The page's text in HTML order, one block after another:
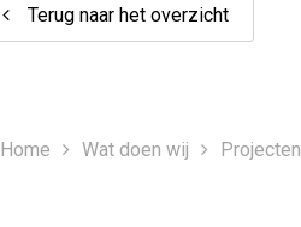
Terug naar het overzicht
Home Wat doen wij Projecten